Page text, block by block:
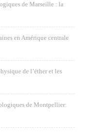
de Marseille : la
en Amérique centrale
de l’éther et les
de Montpellier: